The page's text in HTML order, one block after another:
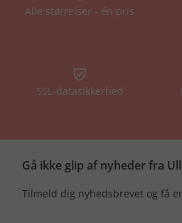
Alle størrelser - én pris
SSL-datasikkerhed
Gå ikke glip af nyheder fra
Tilmeld dig nyhedsbrevet og få